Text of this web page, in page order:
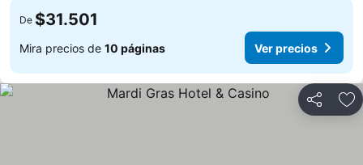
De $31.501
Mira precios de 10 páginas Ver precios
Compartir